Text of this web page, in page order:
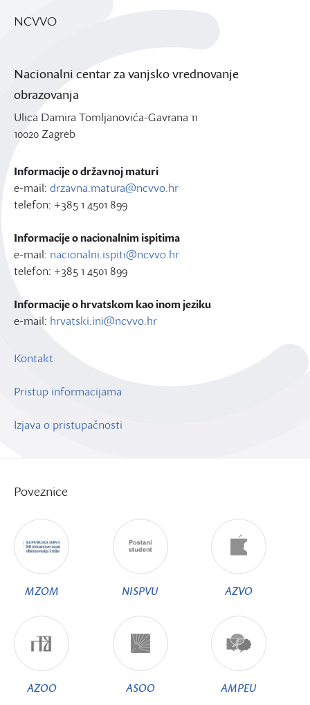
NCVVO
Nacionalni centar za vanjsko vrednovanje
obrazovanja
Ulica Damira Tomljanovića-Gavrana 11
10020 Zagreb
Informacije o državnoj maturi
e-mail: drzavna.matura@ncvvo.hr
telefon: +385 1 4501 899
Informacije o nacionalnim ispitima
e-mail: nacionalni.ispiti@ncvvo.hr
telefon: +385 1 4501 899
Informacije o hrvatskom kao inom jeziku
e-mail: hrvatski.ini@ncvvo.hr
Kontakt
Pristup informacijama
Izjava o pristupačnosti
Poveznice
MZOM NISPVU AZVO
AZOO ASOO AMPEU